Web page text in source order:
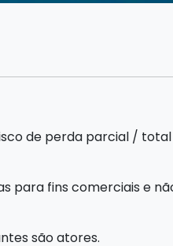
de perda parcial /
para fins comerciais e
são atores.